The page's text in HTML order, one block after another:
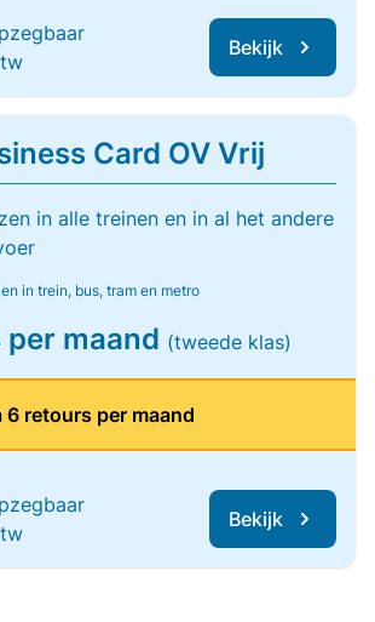
Bekijk
Card OV Vrij
in alle treinen en in al het andere
in trein, bus, tram en metro
maand (tweede klas)
6 retours per maand
Bekijk